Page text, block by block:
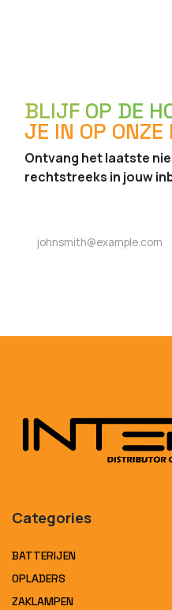
BLIJF OP DE
JE IN OP ONZE
Ontvang het laatste
rechtstreeks in jouw
Categories
BATTERIJEN
OPLADERS
ZAKLAMPEN